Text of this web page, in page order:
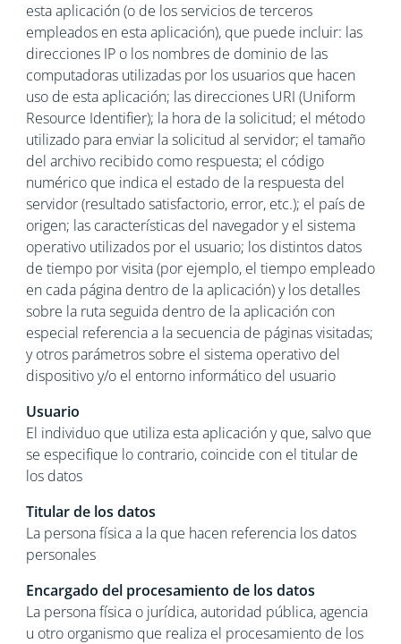
esta aplicación (o de los servicios de terceros
empleados en esta aplicación), que puede incluir: las
direcciones IP o los nombres de dominio de las
computadoras utilizadas por los usuarios que hacen
uso de esta aplicación; las direcciones URI (Uniform
Resource Identifier); la hora de la solicitud; el método
utilizado para enviar la solicitud al servidor; el tamaño
del archivo recibido como respuesta; el código
numérico que indica el estado de la respuesta del
servidor (resultado satisfactorio, error, etc.); el país de
origen; las características del navegador y el sistema
operativo utilizados por el usuario; los distintos datos
de tiempo por visita (por ejemplo, el tiempo empleado
en cada página dentro de la aplicación) y los detalles
sobre la ruta seguida dentro de la aplicación con
especial referencia a la secuencia de páginas visitadas;
y otros parámetros sobre el sistema operativo del
dispositivo y/o el entorno informático del usuario
Usuario
El individuo que utiliza esta aplicación y que, salvo que
se especifique lo contrario, coincide con el titular de
los datos
Titular de los datos
La persona física a la que hacen referencia los datos
personales
Encargado del procesamiento de los datos
La persona física o jurídica, autoridad pública, agencia
u otro organismo que realiza el procesamiento de los